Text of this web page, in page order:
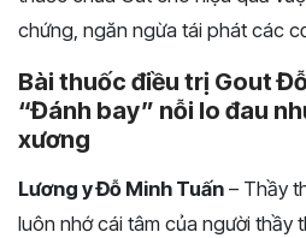
chứng, ngăn ngừa tái phát các
Bài thuốc điều trị Gout
“Đánh bay” nỗi lo đau
xương
Lương y Đỗ Minh Tuấn – Thầy
luôn nhớ cái tâm của người thầy